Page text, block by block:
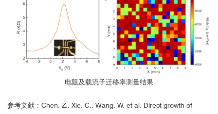
电阻及载流子迁移率测量结果
参考文献： Chen, Z., Xie, C., Wang, W. et al. Direct growth of
利用 ONYX测量ALD 沉积在硅基底上的TiN电 导率
测量结果